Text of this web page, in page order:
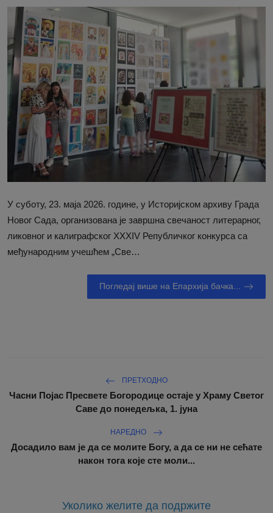
У суботу, 23. маја 2026. године, у Историјском архиву Града
Новог Сада, организована је завршна свечаност литерарног,
ликовног и калиграфског XXXIV Републичког конкурса са
међународним учешћем „Све…
Погледај више на Епархија бачка...
ПРЕТХОДНО
Часни Појас Пресвете Богородице остаје у Храму Светог
Саве до понедељка, 1. јуна
НАРЕДНО
Досадило вам је да се молите Богу, а да се ни не сећате
након тога које сте моли...
Уколико желите да подржите